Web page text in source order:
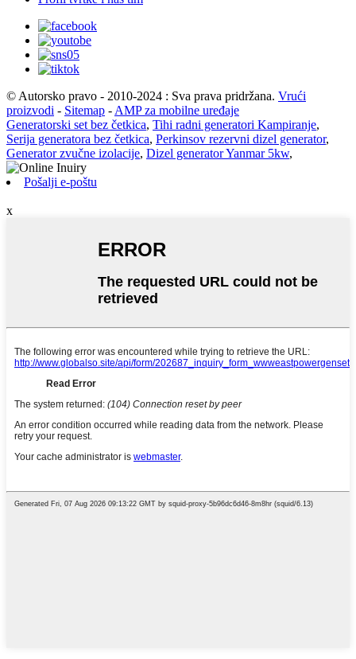
© Autorsko pravo - 2010-2024 : Sva prava pridržana. Vrući
proizvodi - Sitemap - AMP za mobilne uređaje
Generatorski set bez četkica, Tihi radni generatori Kampiranje,
Serija generatora bez četkica, Perkinsov rezervni dizel generator,
Generator zvučne izolacije, Dizel generator Yanmar 5kw,
Pošalji e-poštu
x